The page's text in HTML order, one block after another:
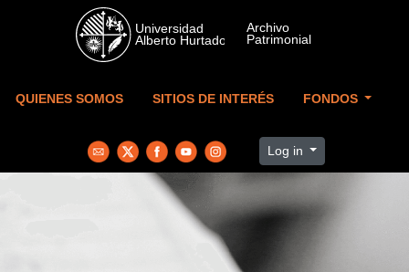
Skip to main content
QUIENES SOMOS SITIOS DE INTERÉS FONDOS
Log in